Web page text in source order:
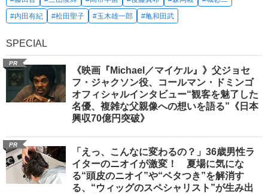
#内田有紀
#松田聖子 #玉木雄一郎 #亀和田武
SPECIAL
PR
《映画『Michael／マイケル』》父ジョセ
フ・ジャクソン役、コールマン・ドミンゴ
オフィシャルインタビュー“観客を魅了した
名優、複雑な父親像への想いを語る”《日本
興収70億円突破》
PR
「えっ、こんなに変わるの？」36歳男性ラ
イターのニオイが激変！ 夏場に気にな
る“頭皮のニオイ”や“ベタつき”を解消す
る、“ウィッグのスペシャリスト”が生み出